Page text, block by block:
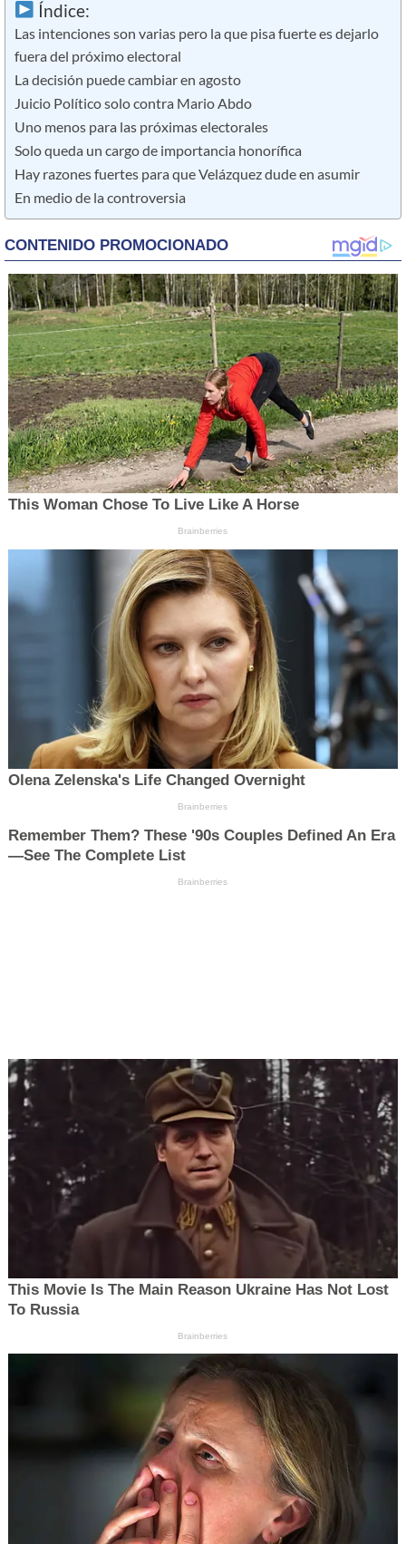
Índice:
Las intenciones son varias pero la que pisa fuerte es dejarlo
fuera del próximo electoral
La decisión puede cambiar en agosto
Juicio Político solo contra Mario Abdo
Uno menos para las próximas electorales
Solo queda un cargo de importancia honorífica
Hay razones fuertes para que Velázquez dude en asumir
En medio de la controversia